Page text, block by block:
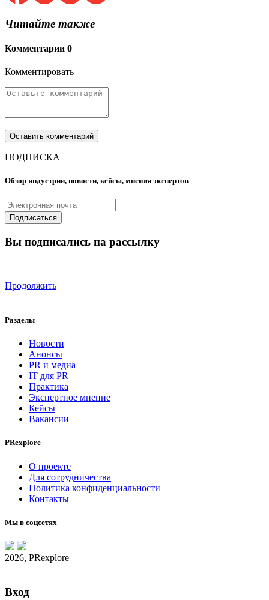
Читайте также
Комментарии 0
Комментировать
ПОДПИСКА
Обзор индустрии, новости, кейсы, мнения экспертов
Вы подписались на рассылку
Продолжить
Разделы
Новости
Анонсы
PR и медиа
IT для PR
Практика
Экспертное мнение
Кейсы
Вакансии
PRexplore
О проекте
Для сотрудничества
Политика конфиденциальности
Контакты
Мы в соцсетях
2026, PRexplore
Вход